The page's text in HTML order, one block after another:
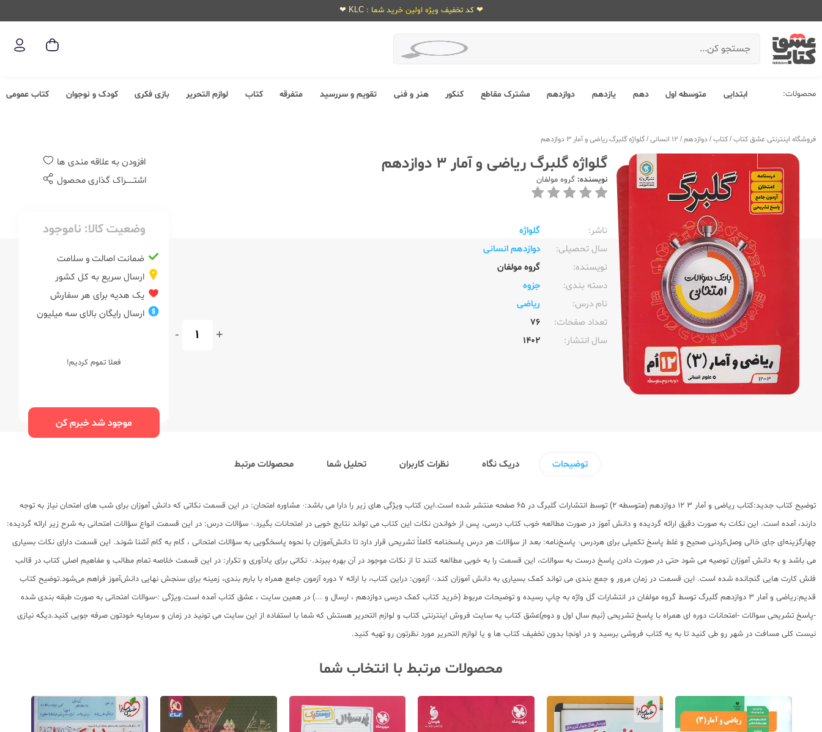
❤ کد تخفیف ویژه اولین خرید شما : KLC ❤
محصولات: ابتدایی متوسطه اول دهم یازدهم دوازدهم مشترک مقاطع کنکور هنر و فنی تقویم و سررسید متفرقه کتاب لوازم التحریر بازی فکری کودک و نوجوان کتاب عمومی
فروشگاه اینترنتی عشق کتاب/کتاب/دوازدهم/ 12 انسانی /گلواژه گلبرگ ریاضی و آمار 3 دوازدهم
گلواژه گلبرگ ریاضی و آمار 3 دوازدهم
نویسنده: گروه مولفان
ناشر:‌
گلواژه
سال تحصیلی:‌
دوازدهم انسانی
نویسنده:‌
گروه مولفان
دسته بندی:
جزوه
نام درس:
ریاضی
تعداد صفحات:‌
76
سال انتشار:‌
1402
+
-
افزودن به علاقه مندی ها
اشتــــــراک گذاری محصول
وضعیت کالا: ناموجود
ضمانت اصالت و سلامت
ارسال سریع به کل کشور
یک هدیه برای هر سفارش
ارسال رایگان بالای سه میلیون
فعلا تموم کردیم!
موجود شد خبرم کن
توضیحات دریک نگاه نظرات کاربران تحلیل شما محصولات مرتبط
توضیح کتاب جدید:کتاب ریاضی و آمار 3 12 دوازدهم (متوسطه 2) توسط انتشارات گلبرگ در 65 صفحه منتشر شده است.این کتاب ویژگی های زیر را دارا می باشد:· مشاوره امتحان: در این قسمت نکاتی که دانش آموزان برای شب های امتحان نیاز به توجه
دارند، آمده است. این نکات به صورت دقیق ارائه گردیده و دانش آموز در صورت مطالعه خوب کتاب درسی، پس از خواندن نکات این کتاب می تواند نتایج خوبی در امتحانات بگیرد.· سؤالات درس: در این قسمت انواع سؤالات امتحانی به شرح زیر ارائه گردیده:
چهارگزینه‌ای جای خالی وصل‌کردنی صحیح و غلط پاسخ تکمیلی برای هردرس· پاسخ‌نامه: بعد از سؤالات هر درس پاسخنامه کاملاٌ تشریحی قرار دارد تا دانش‌آموزان با نحوه پاسخگویی به سؤالات امتحانی ، گام به گام آشنا شوند. این قسمت دارای نکات بسیاری
می باشد و به دانش آموزان توصیه می شود حتی در صورت دادن پاسخ درست به سوالات، این قسمت را به خوبی مطالعه کنند تا از نکات موجود در آن بهره ببرند.· نکاتی برای یادآوری و تکرار: در این قسمت خلاصه تمام مطالب و مفاهیم اصلی کتاب در قالب
فلش کارت هایی گنجانده شده است. این قسمت در زمان مرور و جمع بندی می تواند کمک بسیاری به دانش آموزان کند.· آزمون: دراین کتاب، با ارائه 7 دوره آزمون جامع همراه با بارم بندی، زمینه برای سنجش نهایی دانش‌آموز فراهم می‌شود.توضیح کتاب
قدیم:ریاضی و آمار 3 دوازدهم گلبرگ توسط گروه مولفان در انتشارات گل واژه به چاپ رسیده و توضیحات مربوط (خرید
کتاب کمک درسی دوازدهم ، ارسال و ...) در همین سایت ، عشق کتاب آمده است.ویژگی :-سوالات امتحانی به صورت طبقه بندی شده
-پاسخ تشریحی سوالات -امتحانات دوره ای همراه با پاسخ تشریحی (نیم سال اول و دوم)عشق کتاب یه سایت فروش اینترنتی کتاب و لوازم التحریر هستش که شما با استفاده از این سایت می تونید در زمان و سرمایه خودتون صرفه جویی کنید.دیگه نیازی
نیست کلی مسافت در شهر رو طی کنید تا به یه کتاب فروشی برسید و در اونجا بدون تخفیف کتاب ها و یا لوازم التحریر مورد نظرتون رو تهیه کنید.
محصولات مرتبط با انتخاب شما